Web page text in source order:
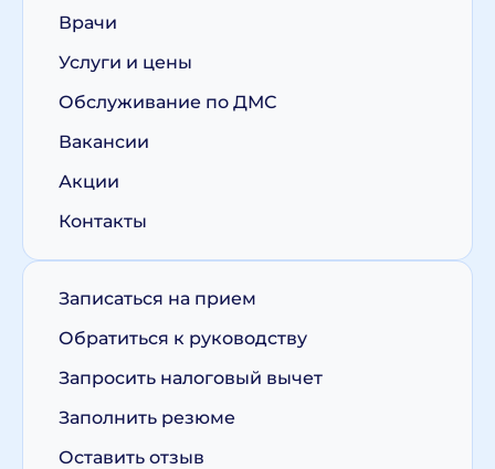
Врачи
Услуги и цены
Обслуживание по ДМС
Вакансии
Акции
Контакты
Записаться на прием
Обратиться к руководству
Запросить налоговый вычет
Заполнить резюме
Оставить отзыв